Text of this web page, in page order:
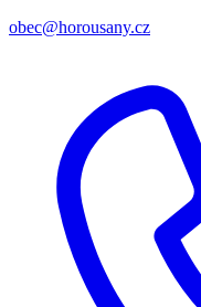
obec@horousany.cz